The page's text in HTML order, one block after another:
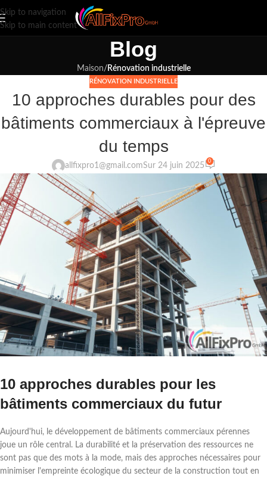
Skip to navigation
Skip to main content
Blog
Maison/ Rénovation industrielle
RÉNOVATION INDUSTRIELLE
10 approches durables pour des
bâtiments commerciaux à l'épreuve
du temps
allfixpro1@gmail.comSur 24 juin 2025
0
10 approches durables pour les
bâtiments commerciaux du futur
Aujourd'hui, le développement de bâtiments commerciaux pérennes
joue un rôle central. La durabilité et la préservation des ressources ne
sont pas que des mots à la mode, mais des approches nécessaires pour
minimiser l'empreinte écologique du secteur de la construction tout en